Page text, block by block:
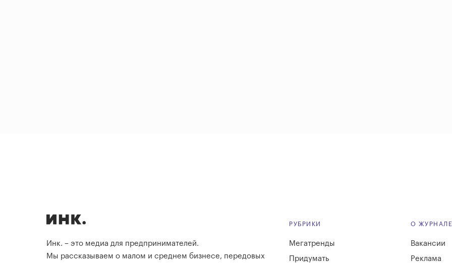
Инк. – это медиа для предпринимателей.
Мы рассказываем о малом и среднем бизнесе, передовых
РУБРИКИ
Мегатренды
Придумать
О ЖУРНАЛЕ
Вакансии
Реклама